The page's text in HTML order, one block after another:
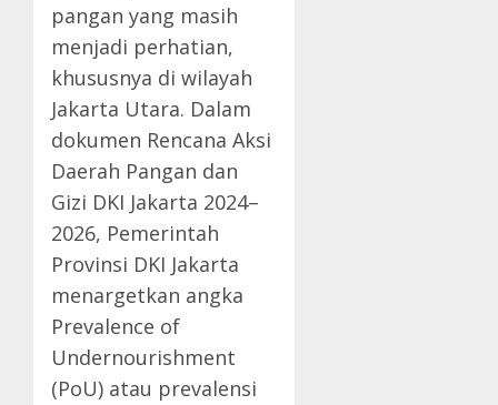
pangan yang masih
menjadi perhatian,
khususnya di wilayah
Jakarta Utara. Dalam
dokumen Rencana Aksi
Daerah Pangan dan
Gizi DKI Jakarta 2024–
2026, Pemerintah
Provinsi DKI Jakarta
menargetkan angka
Prevalence of
Undernourishment
(PoU) atau prevalensi